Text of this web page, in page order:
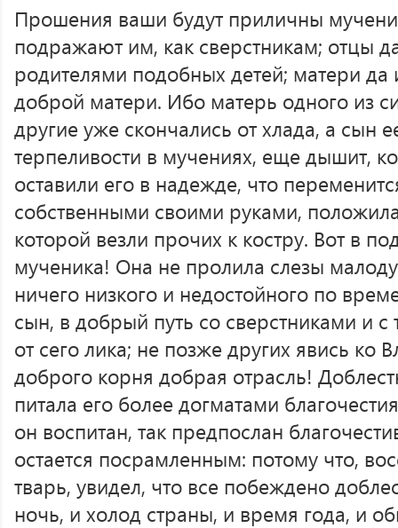
Прошения ваши будут приличны
подражают им, как сверстникам; отцы
родителями подобных детей; матери да
доброй матери. Ибо матерь одного из
другие уже скончались от хлада, а сын
терпеливости в мучениях, еще дышит,
оставили его в надежде, что
собственными своими руками,
которой везли прочих к костру. Вот в
мученика! Она не пролила слезы
ничего низкого и недостойного по
сын, в добрый путь со сверстниками и
от сего лика; не позже других явись ко
доброго корня добрая отрасль!
питала его более догматами
он воспитан, так предпослан
остается посрамленным: потому что,
тварь, увидел, что все побеждено
ночь, и холод страны, и время года, и